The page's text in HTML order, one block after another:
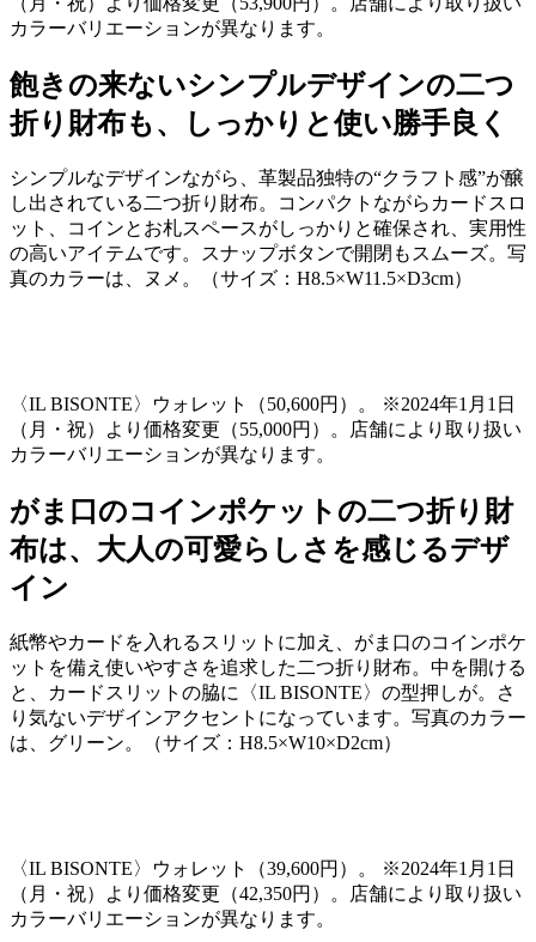
カラーバリエーションが異なります。
飽きの来ないシンプルデザインの二つ
折り財布も、しっかりと使い勝手良く
シンプルなデザインながら、革製品独特の“クラフト感”が醸
し出されている二つ折り財布。コンパクトながらカードスロ
ット、コインとお札スペースがしっかりと確保され、実用性
の高いアイテムです。スナップボタンで開閉もスムーズ。写
真のカラーは、ヌメ。（サイズ： H8.5×W11.5×D3cm）
〈IL BISONTE〉ウォレット（50,600円）。 ※2024年1 月 1 日
（月・祝）より価格変更（55,000円）。店舗により取り扱い
カラーバリエーションが異なります。
がま口のコインポケットの二つ折り財
布は、大人の可愛らしさを感じるデザ
イン
紙幣やカードを入れるスリットに加え、がま口のコインポケ
ットを備え使いやすさを追求した二つ折り財布。中を開ける
と、カードスリットの脇に〈IL BISONTE〉の型押しが。さ
り気ないデザインアクセントになっています。写真のカラー
は、グリーン。（サイズ： H8.5×W10×D2cm）
〈IL BISONTE〉ウォレット（39,600円）。 ※2024年1 月 1 日
（月・祝）より価格変更（42,350円）。店舗により取り扱い
カラーバリエーションが異なります。